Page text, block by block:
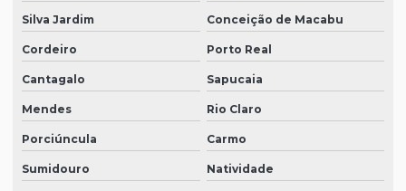
Silva Jardim Conceição de Macabu
Cordeiro Porto Real
Cantagalo Sapucaia
Mendes Rio Claro
Porciúncula Carmo
Sumidouro Natividade